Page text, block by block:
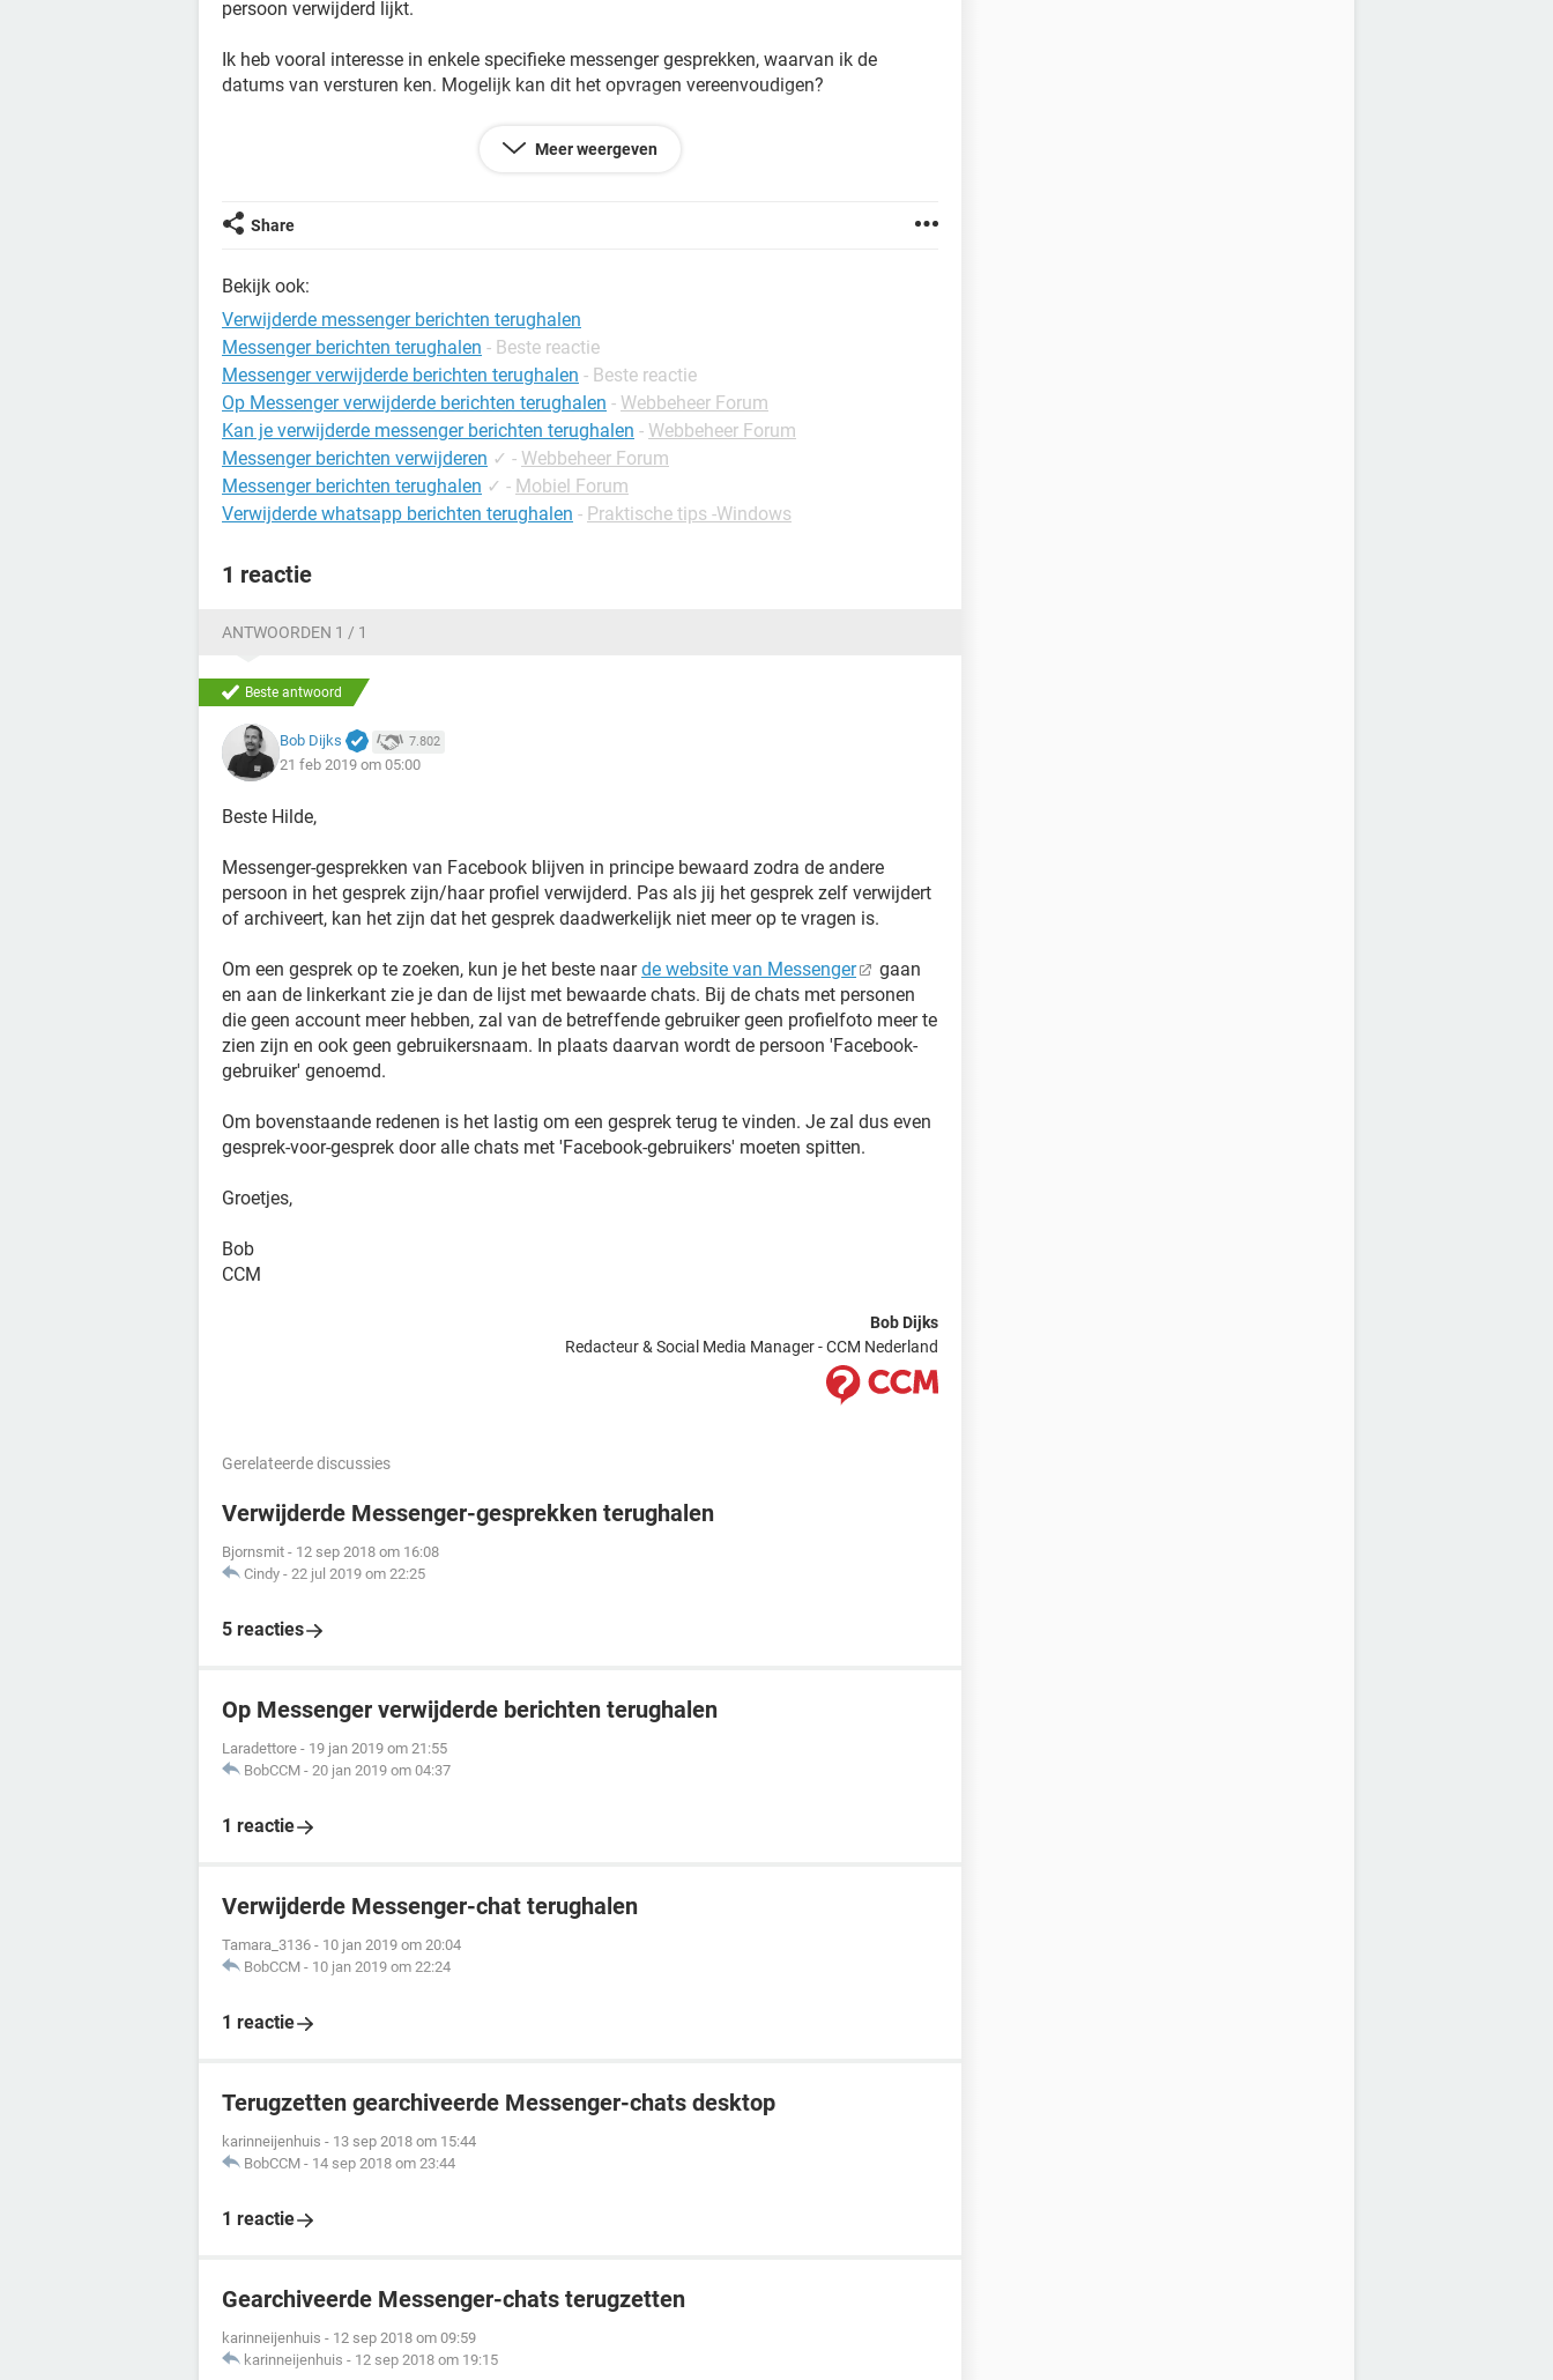
persoon verwijderd lijkt.
Ik heb vooral interesse in enkele specifieke messenger gesprekken, waarvan ik de
datums van versturen ken. Mogelijk kan dit het opvragen vereenvoudigen?
Hilde, België
Meer weergeven
Share
Bekijk ook:
Verwijderde messenger berichten terughalen
Messenger berichten terughalen - Beste reactie
Messenger verwijderde berichten terughalen - Beste reactie
Op Messenger verwijderde berichten terughalen - Webbeheer Forum
Kan je verwijderde messenger berichten terughalen - Webbeheer Forum
Messenger berichten verwijderen ✓ - Webbeheer Forum
Messenger berichten terughalen ✓ - Mobiel Forum
Verwijderde whatsapp berichten terughalen - Praktische tips -Windows
1 reactie
ANTWOORDEN 1 / 1
Beste antwoord
Bob Dijks 7.802
21 feb 2019 om 05:00
Beste Hilde,
Messenger-gesprekken van Facebook blijven in principe bewaard zodra de andere
persoon in het gesprek zijn/haar profiel verwijderd. Pas als jij het gesprek zelf verwijdert
of archiveert, kan het zijn dat het gesprek daadwerkelijk niet meer op te vragen is.
Om een gesprek op te zoeken, kun je het beste naarde website van Messenger
gaan
en aan de linkerkant zie je dan de lijst met bewaarde chats. Bij de chats met personen
die geen account meer hebben, zal van de betreffende gebruiker geen profielfoto meer te
zien zijn en ook geen gebruikersnaam. In plaats daarvan wordt de persoon 'Facebook-
gebruiker' genoemd.
Om bovenstaande redenen is het lastig om een gesprek terug te vinden. Je zal dus even
gesprek-voor-gesprek door alle chats met 'Facebook-gebruikers' moeten spitten.
Groetjes,
Bob
CCM
Bob Dijks
Redacteur & Social Media Manager - CCM Nederland
Gerelateerde discussies
Verwijderde Messenger-gesprekken terughalen
Bjornsmit - 12 sep 2018 om 16:08
Cindy - 22 jul 2019 om 22:25
5 reacties
Op Messenger verwijderde berichten terughalen
Laradettore - 19 jan 2019 om 21:55
BobCCM - 20 jan 2019 om 04:37
1 reactie
Verwijderde Messenger-chat terughalen
Tamara_3136 - 10 jan 2019 om 20:04
BobCCM - 10 jan 2019 om 22:24
1 reactie
Terugzetten gearchiveerde Messenger-chats desktop
karinneijenhuis - 13 sep 2018 om 15:44
BobCCM - 14 sep 2018 om 23:44
1 reactie
Gearchiveerde Messenger-chats terugzetten
karinneijenhuis - 12 sep 2018 om 09:59
karinneijenhuis - 12 sep 2018 om 19:15